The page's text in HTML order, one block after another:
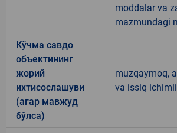
moddalar va
mazmundagi
Кўчма савдо
объектининг
жорий
ихтисослашуви
(агар мавжуд
бўлса)
muzqaymoq,
va issiq